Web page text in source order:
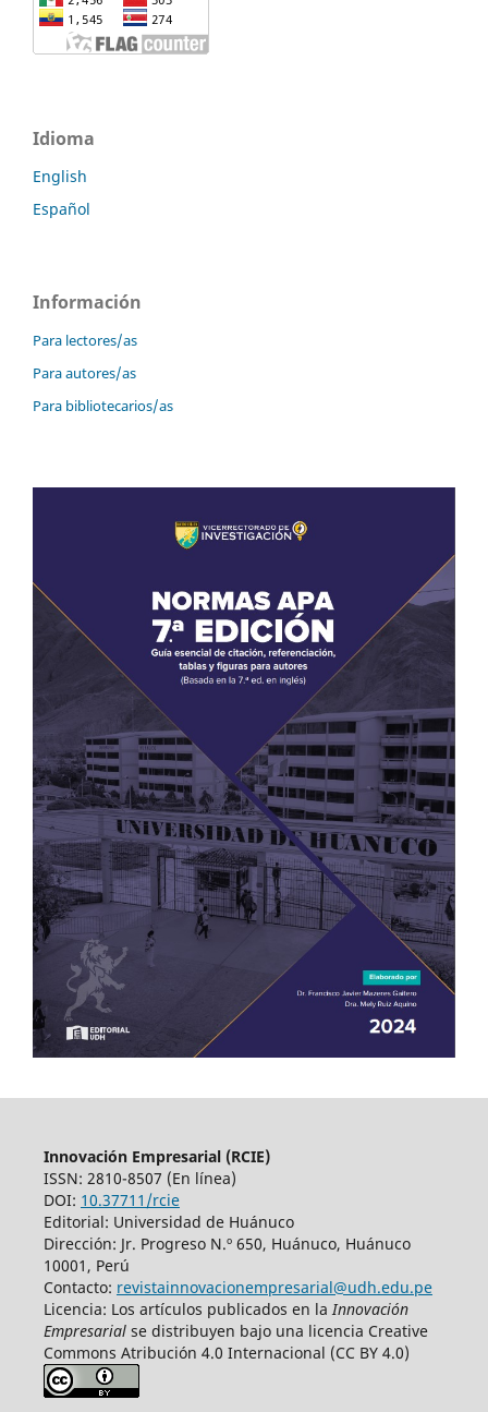
Idioma
English
Español
Información
Para lectores/as
Para autores/as
Para bibliotecarios/as
Innovación Empresarial (RCIE)
ISSN: 2810-8507 (En línea)
DOI: 10.37711/rcie
Editorial: Universidad de Huánuco
Dirección: Jr. Progreso N.º 650, Huánuco, Huánuco
10001, Perú
Contacto: revistainnovacionempresarial@udh.edu.pe
Licencia: Los artículos publicados en la Innovación
Empresarialse distribuyen bajo una licencia Creative
Commons Atribución 4.0 Internacional (CC BY 4.0)